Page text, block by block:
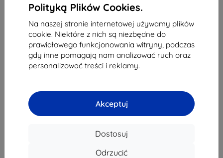
Polityką Plików Cookies.
Na naszej stronie internetowej używamy plików
cookie. Niektóre z nich są niezbędne do
prawidłowego funkcjonowania witryny, podczas
gdy inne pomagają nam analizować ruch oraz
personalizować treści i reklamy.
Akceptuj
Dostosuj
Odrzucić
z całkowego5.